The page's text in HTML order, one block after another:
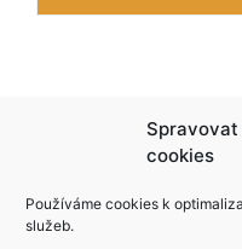
Spravovat
cookies
Používáme cookies k
služeb.
Podle zákona o
povinen vystavit
daně online; v